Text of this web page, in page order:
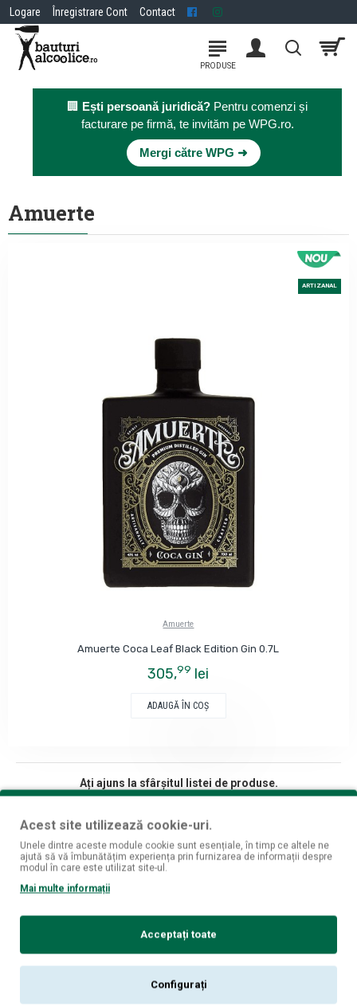
Logare Înregistrare Cont Contact
🏢 Ești persoană juridică? Pentru comenzi și
facturare pe firmă, te invităm pe WPG.ro.
Mergi către WPG ➜
Amuerte
ARTIZANAL
Amuerte
Amuerte Coca Leaf Black Edition Gin 0.7L
305,99 lei
ADAUGĂ ÎN COŞ
Ați ajuns la sfârșitul listei de produse.
Fii mereu la curent cu ultimele oferte si produse!
Acest site utilizează cookie-uri.
Unele dintre aceste module cookie sunt esențiale, în timp ce altele ne
ajută să vă îmbunătățim experiența prin furnizarea de informații despre
modul în care este utilizat site-ul.
Mai multe informații
Acceptați toate
Configurați